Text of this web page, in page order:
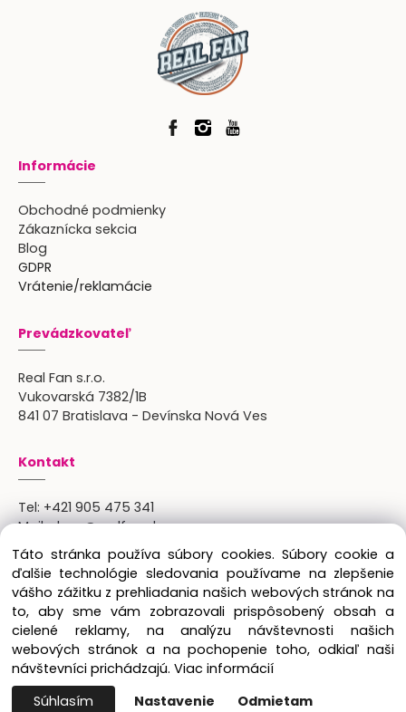
Informácie
Obchodné podmienky
Zákaznícka sekcia
Blog
GDPR
Vrátenie/reklamácie
Prevádzkovateľ
Real Fan s.r.o.
Vukovarská 7382/1B
841 07 Bratislava - Devínska Nová Ves
Kontakt
Tel: +421 905 475 341
Mail:shop@realfan.sk
Zákaznícka linka: 9:00-18:00
Osobný odber: po predchádajúcom dohovore
Copyright © 2024 Real Fan s.r.o., všetky práva
vyhradené.
Táto stránka používa súbory cookies. Súbory cookie a
ďalšie technológie sledovania používame na zlepšenie
vášho zážitku z prehliadania našich webových stránok na
to, aby sme vám zobrazovali prispôsobený obsah a
cielené reklamy, na analýzu návštevnosti našich
webových stránok a na pochopenie toho, odkiaľ naši
návštevníci prichádzajú. Viac informácií
Súhlasím
Nastavenie Odmietam